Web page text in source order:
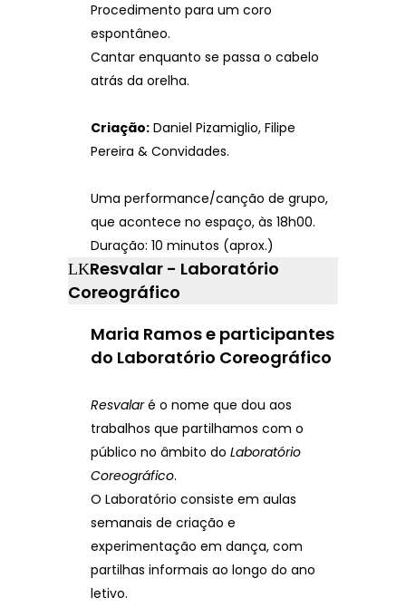
Procedimento para um coro
espontâneo.
Cantar enquanto se passa o cabelo
atrás da orelha.
Criação: Daniel Pizamiglio, Filipe
Pereira & Convidades.
Uma performance/canção de grupo,
que acontece no espaço, às 18h00.
Duração: 10 minutos (aprox.)
Resvalar - Laboratório
Coreográfico
Maria Ramos e participantes
do Laboratório Coreográfico
Resvalaré o nome que dou aos
trabalhos que partilhamos com o
público no âmbito do Laboratório
Coreográfico.
O Laboratório consiste em aulas
semanais de criação e
experimentação em dança, com
partilhas informais ao longo do ano
letivo.